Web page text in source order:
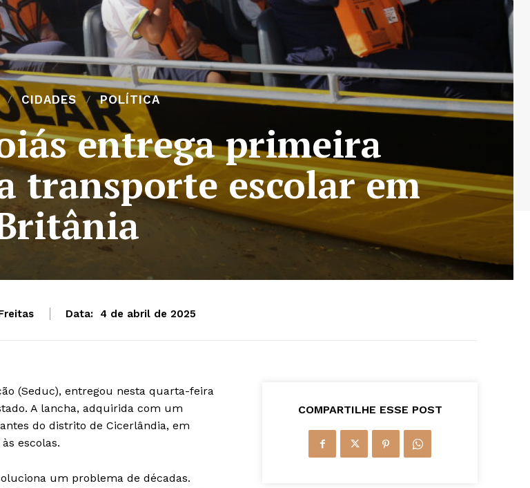
CIDADES POLÍTICA
entrega primeira
transporte escolar em
Data: 4 de abril de 2025
(Seduc), entregou nesta quarta-feira
A lancha, adquirida com um
do distrito de Cicerlândia, em
escolas.
um problema de décadas.
COMPARTILHE ESSE POST